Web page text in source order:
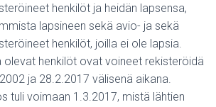
henkilöt ja heidän lapsensa,
lapsineen sekä avio- ja sekä
henkilöt, joilla ei ole lapsia.
olevat henkilöt ovat voineet rekisteröidä
ja 28.2.2017 välisenä aikana.
tuli voimaan 1.3.2017, mistä lähtien